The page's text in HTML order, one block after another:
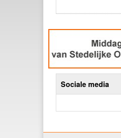
Sociale media